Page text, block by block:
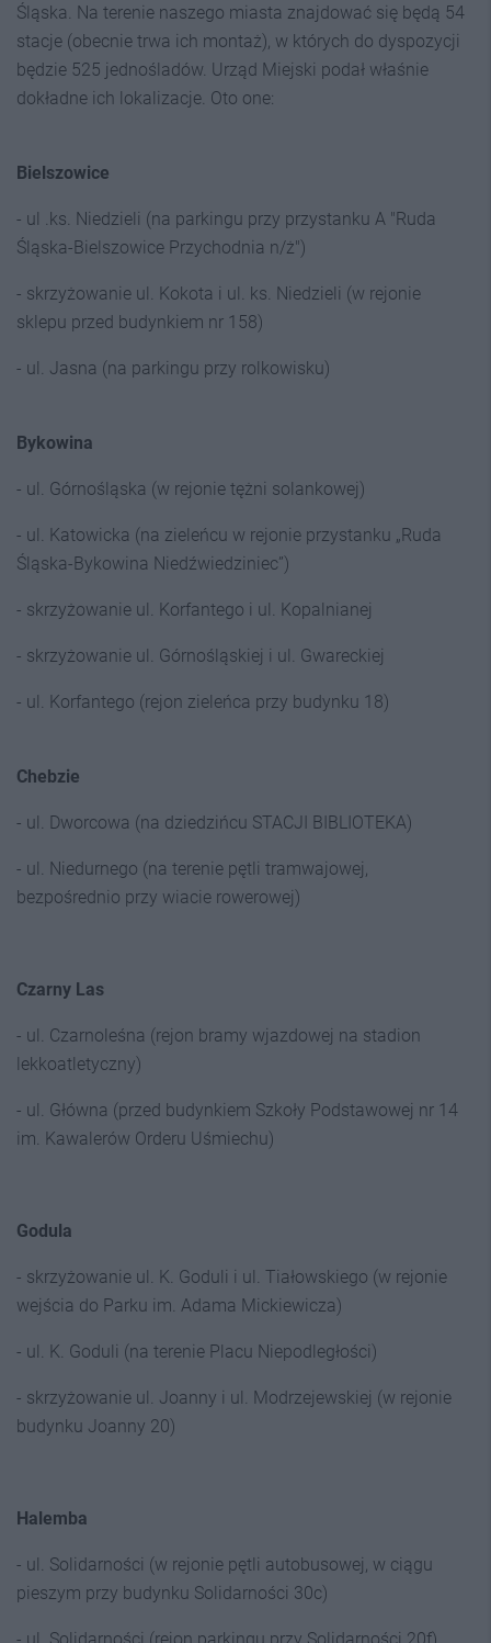
Śląska. Na terenie naszego miasta znajdować się będą 54
stacje (obecnie trwa ich montaż), w których do dyspozycji
będzie 525 jednośladów. Urząd Miejski podał właśnie
dokładne ich lokalizacje. Oto one:
Bielszowice
- ul .ks. Niedzieli (na parkingu przy przystanku A "Ruda
Śląska-Bielszowice Przychodnia n/ż")
- skrzyżowanie ul. Kokota i ul. ks. Niedzieli (w rejonie
sklepu przed budynkiem nr 158)
- ul. Jasna (na parkingu przy rolkowisku)
Bykowina
- ul. Górnośląska (w rejonie tężni solankowej)
- ul. Katowicka (na zieleńcu w rejonie przystanku „Ruda
Śląska-Bykowina Niedźwiedziniec”)
- skrzyżowanie ul. Korfantego i ul. Kopalnianej
- skrzyżowanie ul. Górnośląskiej i ul. Gwareckiej
- ul. Korfantego (rejon zieleńca przy budynku 18)
Chebzie
- ul. Dworcowa (na dziedzińcu STACJI BIBLIOTEKA)
- ul. Niedurnego (na terenie pętli tramwajowej,
bezpośrednio przy wiacie rowerowej)
Czarny Las
- ul. Czarnoleśna (rejon bramy wjazdowej na stadion
lekkoatletyczny)
- ul. Główna (przed budynkiem Szkoły Podstawowej nr 14
im. Kawalerów Orderu Uśmiechu)
Godula
- skrzyżowanie ul. K. Goduli i ul. Tiałowskiego (w rejonie
wejścia do Parku im. Adama Mickiewicza)
- ul. K. Goduli (na terenie Placu Niepodległości)
- skrzyżowanie ul. Joanny i ul. Modrzejewskiej (w rejonie
budynku Joanny 20)
Halemba
- ul. Solidarności (w rejonie pętli autobusowej, w ciągu
pieszym przy budynku Solidarności 30c)
- ul. Solidarności (rejon parkingu przy Solidarności 20f)